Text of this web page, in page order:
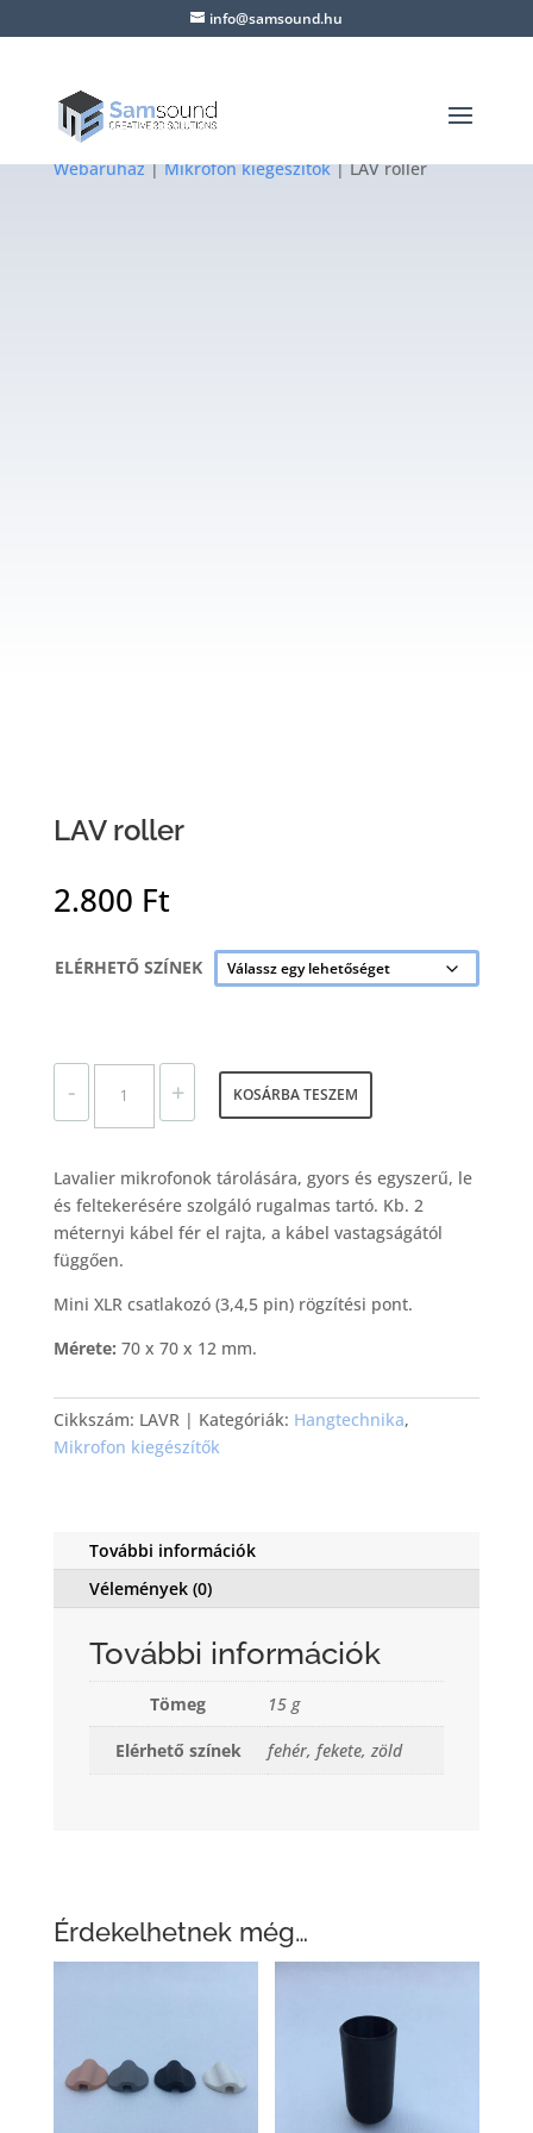
info@samsound.hu
Webáruház|Mikrofon kiegészítők| LAV roller
LAV roller
2.800 Ft
ELÉRHETŐ SZÍNEK
-
LAV ROLLER MENNYISÉG
+ KOSÁRBA TESZEM
Lavalier mikrofonok tárolására, gyors és egyszerű, le
és feltekerésére szolgáló rugalmas tartó. Kb. 2
méternyi kábel fér el rajta, a kábel vastagságától
függően.
Mini XLR csatlakozó (3,4,5 pin) rögzítési pont.
Mérete: 70 x 70 x 12 mm.
Cikkszám: LAVR Kategóriák: Hangtechnika,
Mikrofon kiegészítők
További információk
Vélemények (0)
További információk
Tömeg 15 g
Elérhető színek fehér, fekete, zöld
Érdekelhetnek még…